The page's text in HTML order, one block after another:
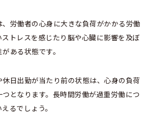
労働者の心身に大きな負荷がかかる労働
トレスを感じたり脳や心臓に影響を及ぼ
ある状態です。
日出勤が当たり前の状態は、心身の負荷
となります。長時間労働が過重労働につ
るでしょう。